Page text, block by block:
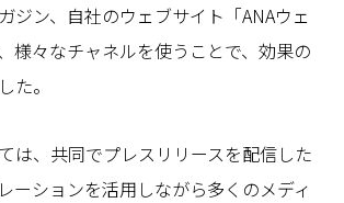
ジン、自社のウェブサイト「ANAウェ
様々なチャネルを使うことで、効果の
た。
は、共同でプレスリリースを配信した
ーションを活用しながら多くのメディ